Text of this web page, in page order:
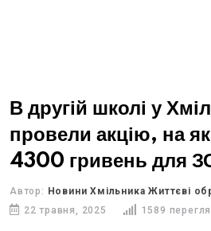
В другій школі у
провели акцію, на
4300 гривень для
Автор: Новини Хмільника Життєві
22 травня, 2025
1589